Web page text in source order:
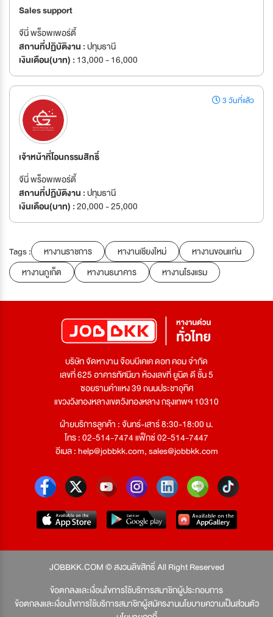
Sales support
จีนี่ พร็อพเพอร์ตี้
สถานที่ปฏิบัติงาน :ปทุมธานี
เงินเดือน(บาท) : 13,000 - 16,000
3 วันที่แล้ว
เจ้าหน้าที่โอนกรรมสิทธิ์
จีนี่ พร็อพเพอร์ตี้
สถานที่ปฏิบัติงาน :ปทุมธานี
เงินเดือน(บาท) :20,000 - 25,000
Tags : หางานราชการ หางานเชียงใหม่
หางานขอนแก่น
หางานภูเก็ต
หางานธนาคาร หางานโรงแรม
บริษัท จัดหางาน จ๊อบบีเคเค ดอท คอม จำกัด
เลขที่ 625 อาคารทัศนียา ห้องเลขที่ ยูนิต ดี ชั้น 5
ซอยรามคำแหง 39 ถนนประชาอุทิศ
แขวงวังทองหลางเขตวังทองหลาง กรุงเทพฯ 10310
ฝ่ายบริการลูกค้า : จันทร์-เสาร์ 8:30-18:00 น.
โทร : 02-514-7474 แฟ็กซ์ 02-514-7447
อีเมล :help@jobbkk.com,sales@jobbkk.com
JOBBKK.COM © สงวนลิขสิทธิ์ All Right Reserved
ข้อตกลงและเงื่อนไขการใช้บริการสมาชิกผู้ประกอบการ
ข้อตกลงและเงื่อนไขการใช้บริการสมาชิกผู้สมัครงานนโยบายความเป็นส่วนตัว